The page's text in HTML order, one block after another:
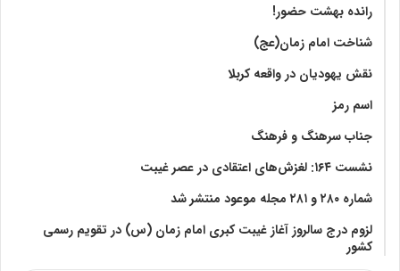
رانده بهشت‌ حضور!
شناخت امام زمان(عج)
نقش یهودیان در واقعه کربلا
اسم رمز
جناب سرهنگ و فرهنگ
نشست ۱۶۴: لغزش‌های اعتقادی در عصر غیبت
شماره ۲۸۰ و ۲۸۱ مجله موعود منتشر شد
لزوم درج سالروز آغاز غیبت کبری امام زمان (س) در تقویم رسمی
کشور